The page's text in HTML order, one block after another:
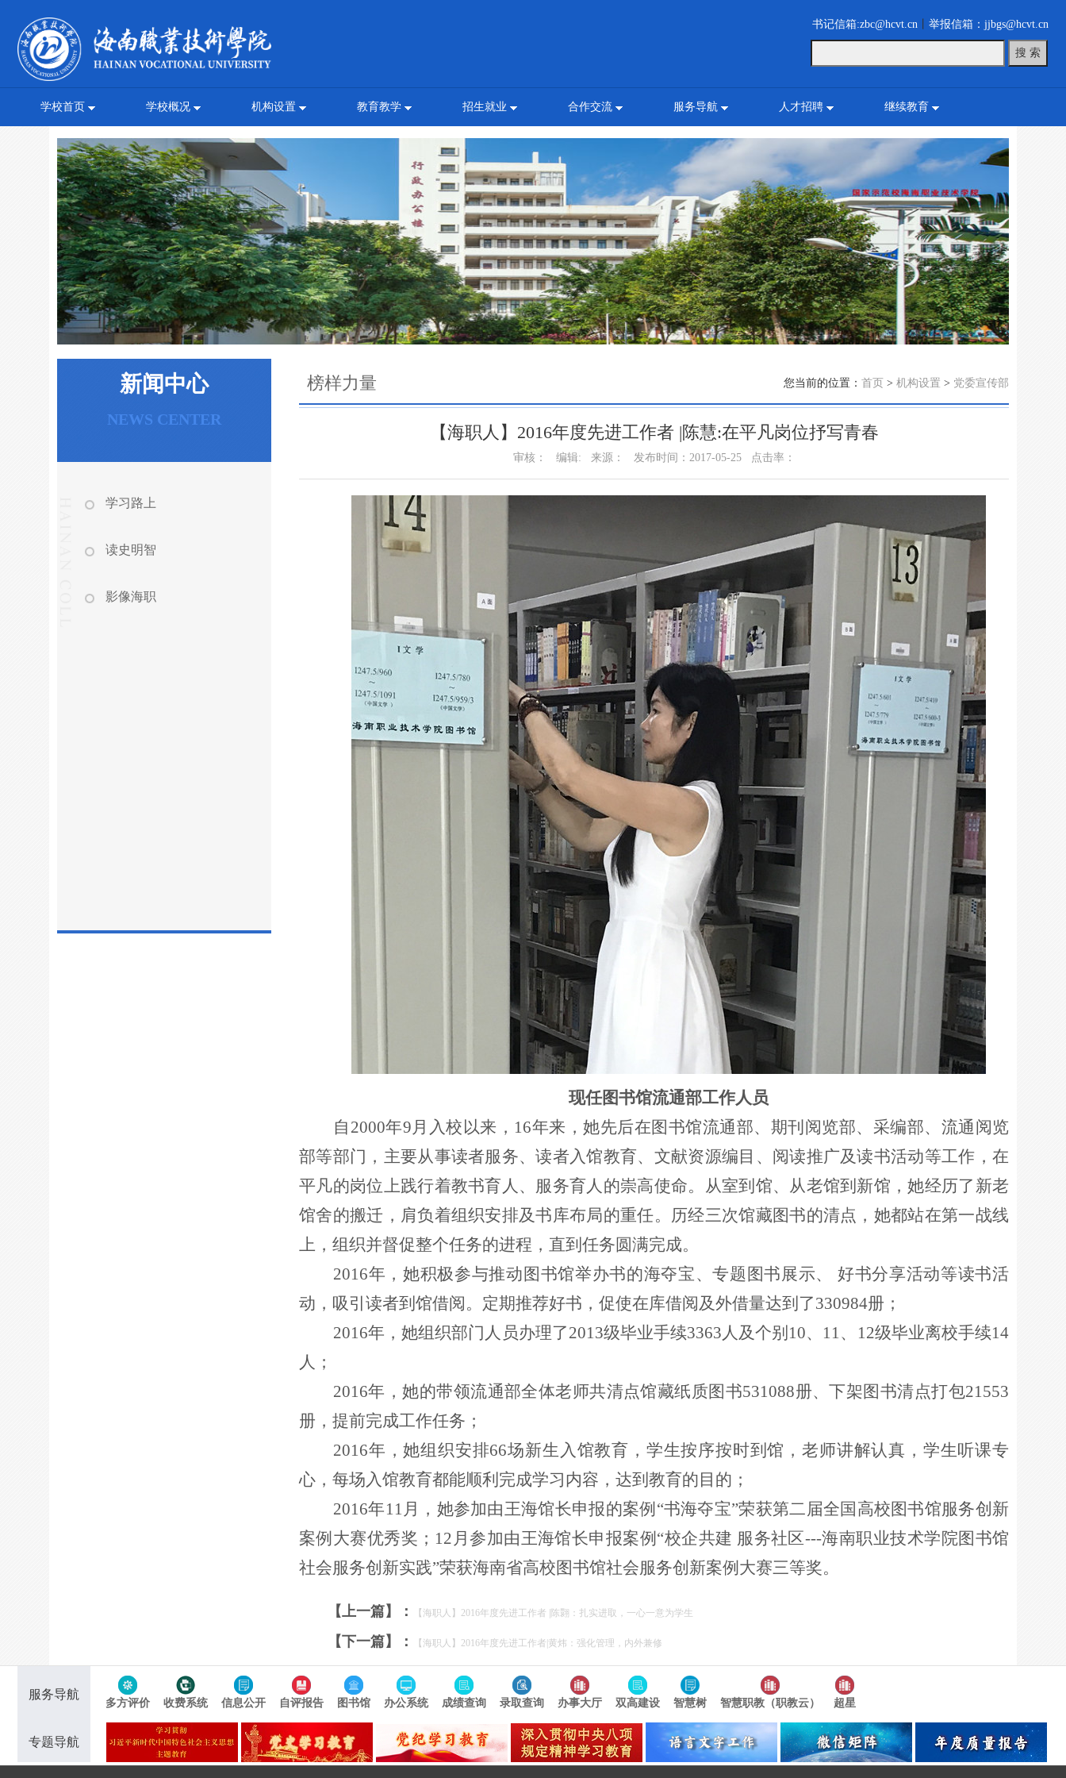
书记信箱:zbc@hcvt.cn 举报信箱：jjbgs@hcvt.cn
学校首页 学校概况 机构设置 教育教学 招生就业 合作交流 服务导航 人才招聘 继续教育
新闻中心
NEWS CENTER
学习路上
读史明智
影像海职
榜样力量 您当前的位置： 首页 > 机构设置 > 党委宣传部
【海职人】2016年度先进工作者 |陈慧:在平凡岗位抒写青春
审核： 编辑: 来源： 发布时间：2017-05-25 点击率：
现任图书馆流通部工作人员
自 2000年9月入校 以来 ， 16年来， 她先后在图书馆流通部、期刊阅览部、采编部、流通阅览
部等部门，主要从事读者服务、读者入馆教育、文献资源编目、阅读推广及读书活动等工作 ，在
平凡的岗位上践行着教书育人、服务育人的崇高使命。从室到馆、从老馆到新馆，她经历了新老
馆舍的搬迁，肩负着组织安排及书库布局的重任。历经三次馆藏图书的清点，她都站在第一战线
上，组织并督促整个任务的进程，直到任务圆满完成。
2016年，她积极参与推动图书馆举办书的海夺宝 、专题图书展示、
好书分享活动等读书活
动，吸引读者到馆借阅。定期推荐好书，促使在库借阅及外借量达到了330984册；
2016年，她组织部门人员办理了2013级毕业手续3363人及个别10、11、12级毕业离校手续14
人；
2016年，她的带领流通部全体老师共清点馆藏纸质图书531088册、下架图书清点打包21553
册，提前完成工作任务；
2016年，她组织安排66场新生入馆教育，学生按序按时到馆，老师讲解认真，学生听课专
心，每场入馆教育都能顺利完成学习内容，达到教育的目的；
2016年11月
，她参加由王海馆长申报的案例 “书海夺宝”荣获第二届全国高校图书馆服务创新
案例大赛优秀奖；12月参加由王海馆长申报案例“校企共建 服务社区---海南职业技术学院图书馆
社会服务创新实践”荣获海南省高校图书馆社会服务创新案例大赛三等奖。
【上一篇】： 【海职人】2016年度先进工作者 |陈翾：扎实进取，一心一意为学生
【下一篇】： 【海职人】2016年度先进工作者|黄炜：强化管理，内外兼修
服务导航
多方评价 收费系统 信息公开 自评报告 图书馆 办公系统 成绩查询 录取查询 办事大厅 双高建设 智慧树 智慧职教（职教云） 超星
专题导航